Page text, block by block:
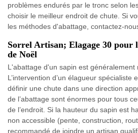
problèmes endurés par le tronc selon
choisir le meilleur endroit de chute. Si
les méthodes d'abattage, contactez-
Sorrel Artisan; Elagage 30 pour
de Noël
L'abattage d'un sapin est généralement
L’intervention d’un élagueur spécialiste
définir une chute dans une direction
de l’abattage sont énormes pour tous
de l’endroit. Si la hauteur du sapin est
non accessible (pente, construction,
recommandé de joindre un artisan